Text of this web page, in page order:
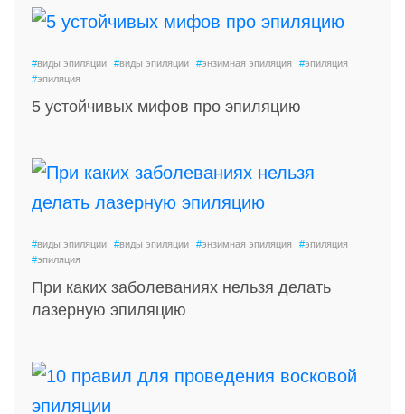
#виды эпиляции #виды эпиляции #энзимная эпиляция #эпиляция
#эпиляция
5 устойчивых мифов про эпиляцию
#виды эпиляции #виды эпиляции #энзимная эпиляция #эпиляция
#эпиляция
При каких заболеваниях нельзя делать
лазерную эпиляцию